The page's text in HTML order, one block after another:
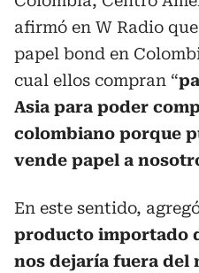
afirmó en W Radio
papel bond en
cual ellos compran “
Asia para poder
colombiano porque
vende papel a
En este sentido,
producto importado
nos dejaría fuera del